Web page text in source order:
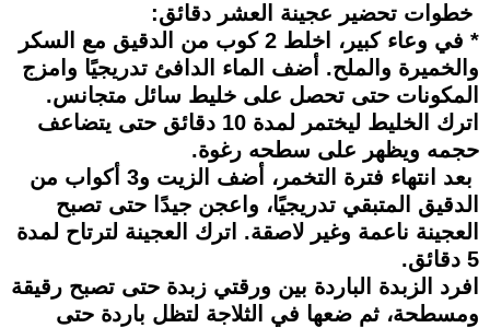
خطوات تحضير عجينة العشر دقائق:
* في وعاء كبير، اخلط 2 كوب من الدقيق مع السكر
والخميرة والملح. أضف الماء الدافئ تدريجيًا وامزج
المكونات حتى تحصل على خليط سائل متجانس.
اترك الخليط ليختمر لمدة 10 دقائق حتى يتضاعف
حجمه ويظهر على سطحه رغوة.
بعد انتهاء فترة التخمر، أضف الزيت و3 أكواب من
الدقيق المتبقي تدريجيًا، واعجن جيدًا حتى تصبح
العجينة ناعمة وغير لاصقة. اترك العجينة لترتاح لمدة
5 دقائق.
افرد الزبدة الباردة بين ورقتي زبدة حتى تصبح رقيقة
ومسطحة، ثم ضعها في الثلاجة لتظل باردة حتى